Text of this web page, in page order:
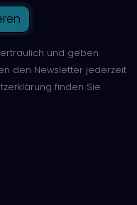
und geben
den Newsletter jederzeit
finden Sie